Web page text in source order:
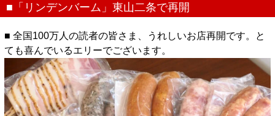
■「リンデンバーム」東山二条で再開
■ 全国100万人の読者の皆さま、うれしいお店再開です。と
ても喜んでいるエリーでございます。